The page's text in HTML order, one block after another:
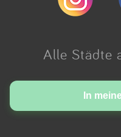
In
Alle Städte
Made with